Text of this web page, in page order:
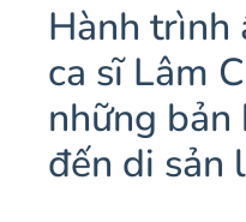
Hành trình
ca sĩ Lâm
những
đến di sản